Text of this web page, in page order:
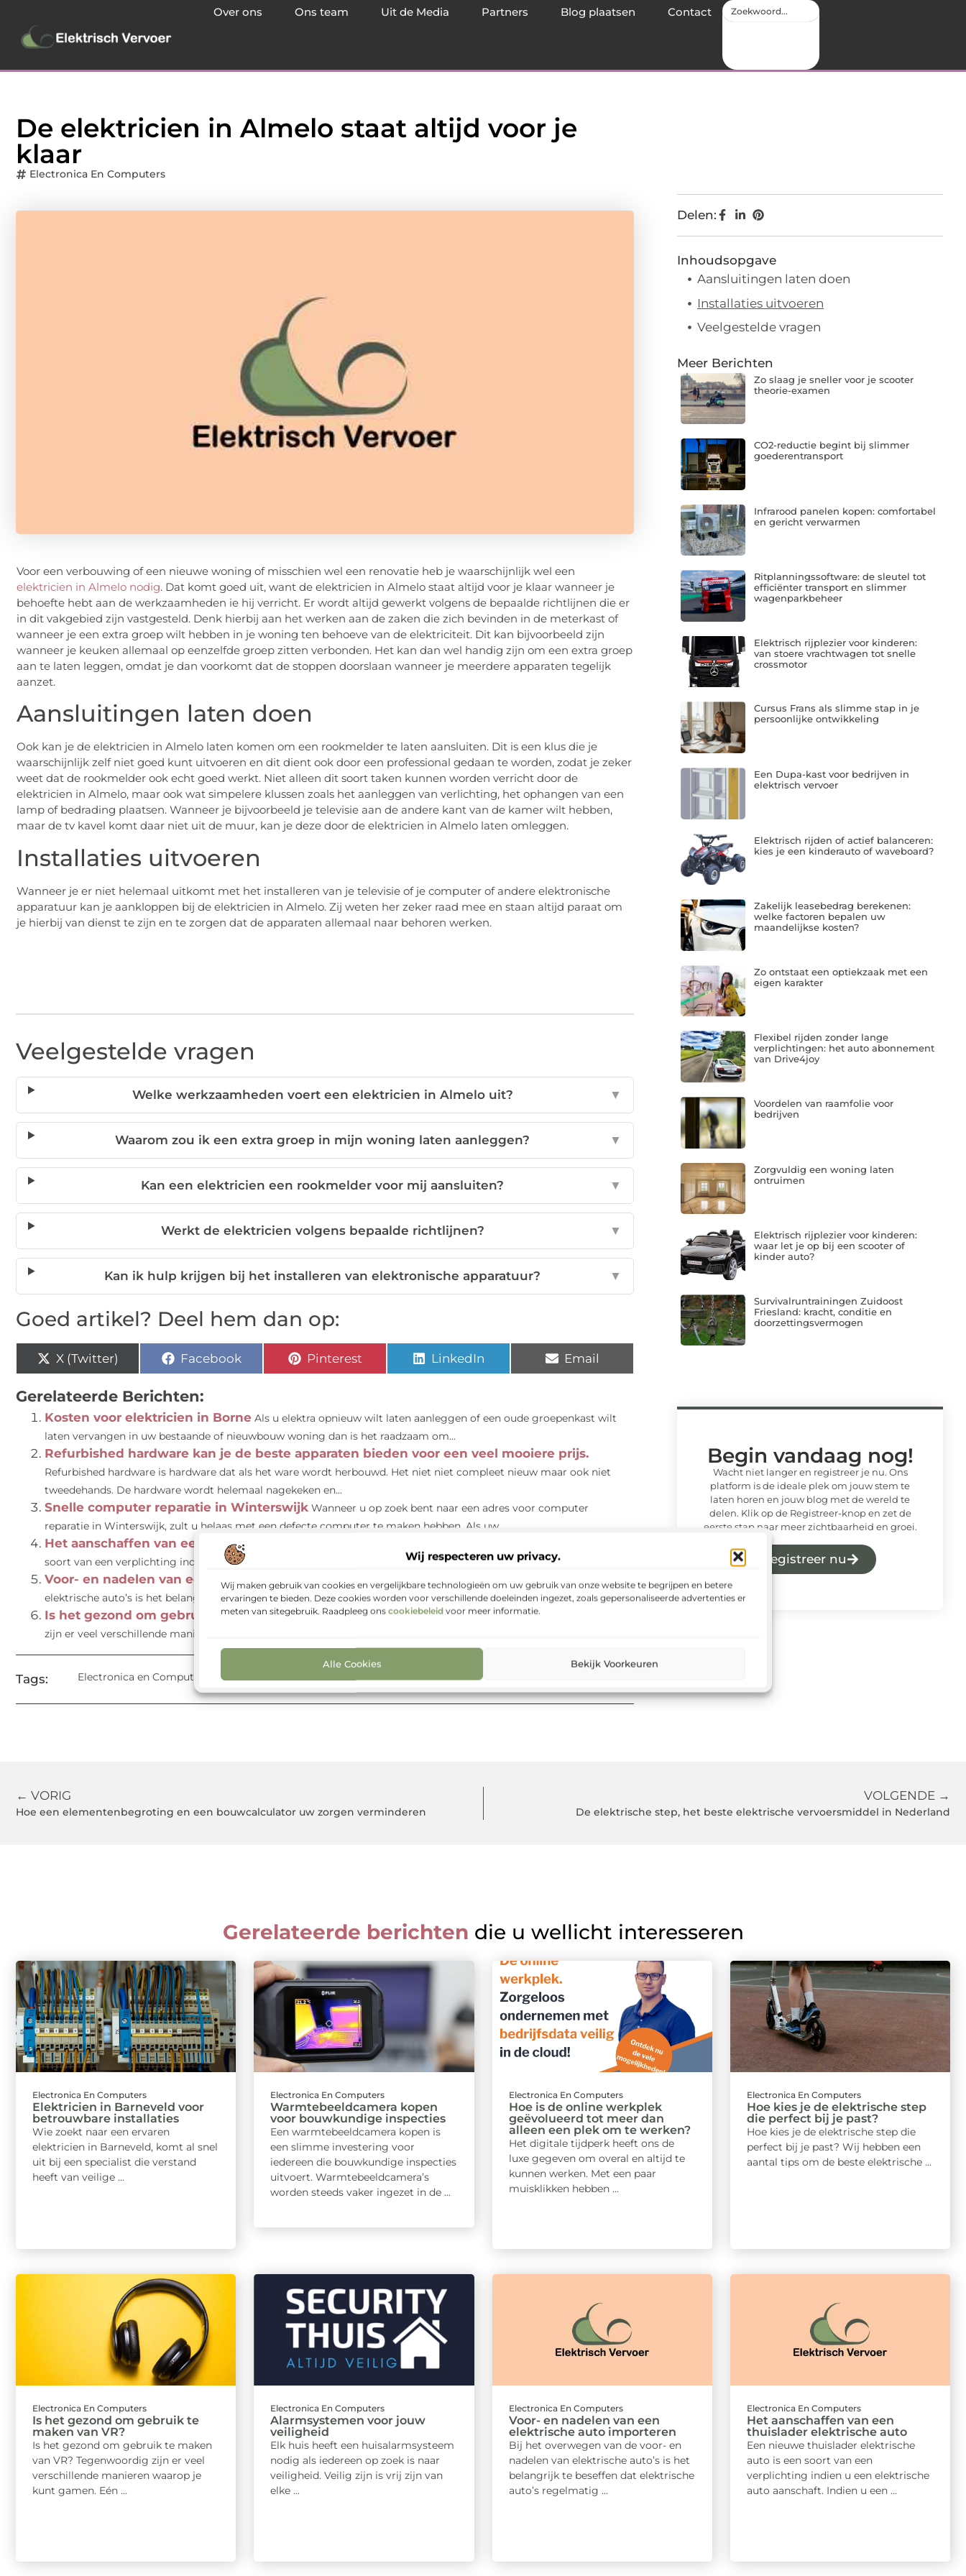
Wij respecteren uw privacy.
Wij maken gebruik van cookies en vergelijkbare technologieën om uw gebruik van onze website te begrijpen en betere
ervaringen te bieden. Deze cookies worden voor verschillende doeleinden ingezet, zoals gepersonaliseerde advertenties en het
meten van sitegebruik. Raadpleeg ons cookiebeleid voor meer informatie.
Alle Cookies Bekijk Voorkeuren
Over ons Ons team Uit de Media Partners Blog plaatsen Contact
De elektricien in Almelo staat altijd voor je
klaar
Electronica En Computers
Voor een verbouwing of een nieuwe woning of misschien wel een renovatie heb je waarschijnlijk wel een
elektricien in Almelo nodig. Dat komt goed uit, want de elektricien in Almelo staat altijd voor je klaar wanneer je
behoefte hebt aan de werkzaamheden ie hij verricht. Er wordt altijd gewerkt volgens de bepaalde richtlijnen die er
in dit vakgebied zijn vastgesteld. Denk hierbij aan het werken aan de zaken die zich bevinden in de meterkast of
wanneer je een extra groep wilt hebben in je woning ten behoeve van de elektriciteit. Dit kan bijvoorbeeld zijn
wanneer je keuken allemaal op eenzelfde groep zitten verbonden. Het kan dan wel handig zijn om een extra groep
aan te laten leggen, omdat je dan voorkomt dat de stoppen doorslaan wanneer je meerdere apparaten tegelijk
aanzet.
Aansluitingen laten doen
Ook kan je de elektricien in Almelo laten komen om een rookmelder te laten aansluiten. Dit is een klus die je
waarschijnlijk zelf niet goed kunt uitvoeren en dit dient ook door een professional gedaan te worden, zodat je zeker
weet dat de rookmelder ook echt goed werkt. Niet alleen dit soort taken kunnen worden verricht door de
elektricien in Almelo, maar ook wat simpelere klussen zoals het aanleggen van verlichting, het ophangen van een
lamp of bedrading plaatsen. Wanneer je bijvoorbeeld je televisie aan de andere kant van de kamer wilt hebben,
maar de tv kavel komt daar niet uit de muur, kan je deze door de elektricien in Almelo laten omleggen.
Installaties uitvoeren
Wanneer je er niet helemaal uitkomt met het installeren van je televisie of je computer of andere elektronische
apparatuur kan je aankloppen bij de elektricien in Almelo. Zij weten her zeker raad mee en staan altijd paraat om
je hierbij van dienst te zijn en te zorgen dat de apparaten allemaal naar behoren werken.
Veelgestelde vragen
Welke werkzaamheden voert een elektricien in Almelo uit? ▼
Waarom zou ik een extra groep in mijn woning laten aanleggen? ▼
Kan een elektricien een rookmelder voor mij aansluiten? ▼
Werkt de elektricien volgens bepaalde richtlijnen? ▼
Kan ik hulp krijgen bij het installeren van elektronische apparatuur? ▼
Goed artikel? Deel hem dan op:
X (Twitter) Facebook Pinterest LinkedIn Email
Gerelateerde Berichten:
Kosten voor elektricien in Borne Als u elektra opnieuw wilt laten aanleggen of een oude groepenkast wilt
laten vervangen in uw bestaande of nieuwbouw woning dan is het raadzaam om...
Refurbished hardware kan je de beste apparaten bieden voor een veel mooiere prijs.
Refurbished hardware is hardware dat als het ware wordt herbouwd. Het niet niet compleet nieuw maar ook niet
tweedehands. De hardware wordt helemaal nagekeken en...
Snelle computer reparatie in Winterswijk Wanneer u op zoek bent naar een adres voor computer
reparatie in Winterswijk, zult u helaas met een defecte computer te maken hebben. Als uw...
Het aanschaffen van een thuislader elektrische auto
soort van een verplichting indien u een elektrische auto aanschaft. Indien u een auto wilt die minder uitstoot...
Voor- en nadelen van een elektrische auto importeren Bij het overwegen van de voor- en nadelen van
elektrische auto’s is het belangrijk te beseffen dat elektrische auto’s regelmatig veranderen en dat hun technologie...
Is het gezond om gebruik te maken van VR? Is het gezond om gebruik te maken van VR? Tegenwoordig
zijn er veel verschillende manieren waarop je kunt gamen. Eén van de manieren die je...
Tags: Electronica en Computers
Delen:
Inhoudsopgave
Aansluitingen laten doen
Installaties uitvoeren
Veelgestelde vragen
Meer Berichten
Zo slaag je sneller voor je scooter
theorie-examen
CO2-reductie begint bij slimmer
goederentransport
Infrarood panelen kopen: comfortabel
en gericht verwarmen
Ritplanningssoftware: de sleutel tot
efficiënter transport en slimmer
wagenparkbeheer
Elektrisch rijplezier voor kinderen:
van stoere vrachtwagen tot snelle
crossmotor
Cursus Frans als slimme stap in je
persoonlijke ontwikkeling
Een Dupa-kast voor bedrijven in
elektrisch vervoer
Elektrisch rijden of actief balanceren:
kies je een kinderauto of waveboard?
Zakelijk leasebedrag berekenen:
welke factoren bepalen uw
maandelijkse kosten?
Zo ontstaat een optiekzaak met een
eigen karakter
Flexibel rijden zonder lange
verplichtingen: het auto abonnement
van Drive4joy
Voordelen van raamfolie voor
bedrijven
Zorgvuldig een woning laten
ontruimen
Elektrisch rijplezier voor kinderen:
waar let je op bij een scooter of
kinder auto?
Survivalruntrainingen Zuidoost
Friesland: kracht, conditie en
doorzettingsvermogen
Begin vandaag nog!
Wacht niet langer en registreer je nu. Ons
platform is de ideale plek om jouw stem te
laten horen en jouw blog met de wereld te
delen. Klik op de Registreer-knop en zet de
eerste stap naar meer zichtbaarheid en groei.
Registreer nu
← VORIG
Hoe een elementenbegroting en een bouwcalculator uw zorgen verminderen
VOLGENDE →
De elektrische step, het beste elektrische vervoersmiddel in Nederland
Gerelateerde berichten die u wellicht interesseren
Electronica En Computers
Elektricien in Barneveld voor
betrouwbare installaties
Wie zoekt naar een ervaren
elektricien in Barneveld, komt al snel
uit bij een specialist die verstand
heeft van veilige ...
Electronica En Computers
Warmtebeeldcamera kopen
voor bouwkundige inspecties
Een warmtebeeldcamera kopen is
een slimme investering voor
iedereen die bouwkundige inspecties
uitvoert. Warmtebeeldcamera’s
worden steeds vaker ingezet in de ...
Electronica En Computers
Hoe is de online werkplek
geëvolueerd tot meer dan
alleen een plek om te werken?
Het digitale tijdperk heeft ons de
luxe gegeven om overal en altijd te
kunnen werken. Met een paar
muisklikken hebben ...
Electronica En Computers
Hoe kies je de elektrische step
die perfect bij je past?
Hoe kies je de elektrische step die
perfect bij je past? Wij hebben een
aantal tips om de beste elektrische ...
Electronica En Computers
Is het gezond om gebruik te
maken van VR?
Is het gezond om gebruik te maken
van VR? Tegenwoordig zijn er veel
verschillende manieren waarop je
kunt gamen. Eén ...
Electronica En Computers
Alarmsystemen voor jouw
veiligheid
Elk huis heeft een huisalarmsysteem
nodig als iedereen op zoek is naar
veiligheid. Veilig zijn is vrij zijn van
elke ...
Electronica En Computers
Voor- en nadelen van een
elektrische auto importeren
Bij het overwegen van de voor- en
nadelen van elektrische auto’s is het
belangrijk te beseffen dat elektrische
auto’s regelmatig ...
Electronica En Computers
Het aanschaffen van een
thuislader elektrische auto
Een nieuwe thuislader elektrische
auto is een soort van een
verplichting indien u een elektrische
auto aanschaft. Indien u een ...